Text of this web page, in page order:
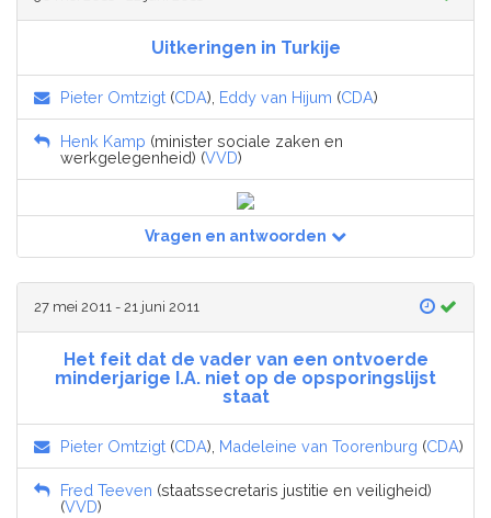
Uitkeringen in Turkije
Pieter Omtzigt (CDA), Eddy van Hijum (CDA)
Henk Kamp (minister sociale zaken en
werkgelegenheid) (VVD)
Vragen en antwoorden
27 mei 2011 - 21 juni 2011
Het feit dat de vader van een ontvoerde
minderjarige I.A. niet op de opsporingslijst
staat
Pieter Omtzigt (CDA), Madeleine van Toorenburg (CDA)
Fred Teeven (staatssecretaris justitie en veiligheid)
(VVD)